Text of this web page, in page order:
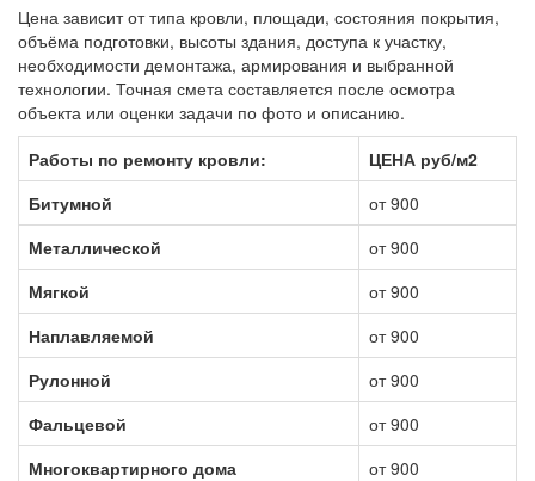
Цена зависит от типа кровли, площади, состояния покрытия,
объёма подготовки, высоты здания, доступа к участку,
необходимости демонтажа, армирования и выбранной
технологии. Точная смета составляется после осмотра
объекта или оценки задачи по фото и описанию.
Работы по ремонту кровли:
ЦЕНА руб/м2
Битумной
от 900
Металлической
от 900
Мягкой
от 900
Наплавляемой
от 900
Рулонной
от 900
Фальцевой
от 900
Многоквартирного дома
от 900